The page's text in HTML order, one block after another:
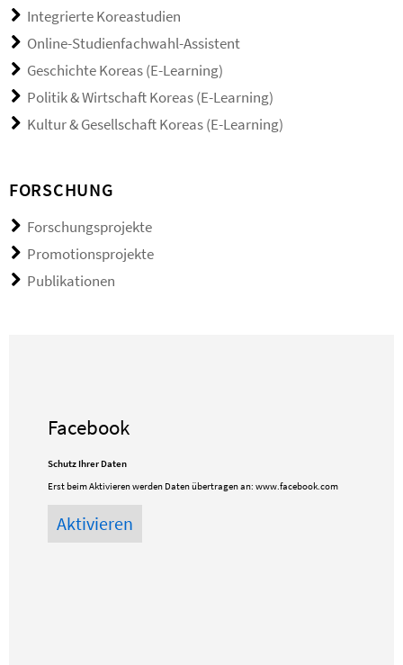
Integrierte Koreastudien
Online-Studienfachwahl-Assistent
Geschichte Koreas (E-Learning)
Politik & Wirtschaft Koreas (E-Learning)
Kultur & Gesellschaft Koreas (E-Learning)
FORSCHUNG
Forschungsprojekte
Promotionsprojekte
Publikationen
Facebook
Schutz Ihrer Daten
Erst beim Aktivieren werden Daten übertragen an: www.facebook.com